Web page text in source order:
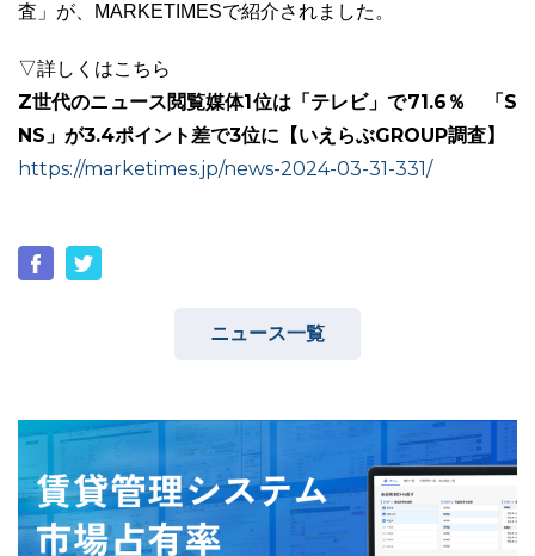
ホームページ制作について プラン紹介･制作の流れ
査」が、MARKETIMESで紹介されました。
▽詳しくはこちら
Z世代のニュース閲覧媒体1位は「テレビ」で71.6％ 「S
NS」が3.4ポイント差で3位に【いえらぶGROUP調査】
https://marketimes.jp/news-2024-03-31-331/
ニュース一覧